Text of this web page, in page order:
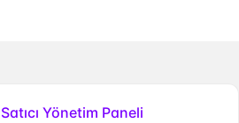
Satıcı Yönetim Paneli